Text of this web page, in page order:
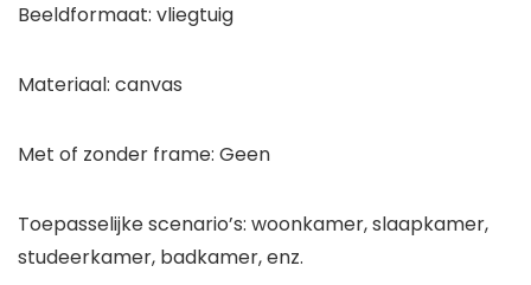
Beeldformaat: vliegtuig
Materiaal: canvas
Met of zonder frame: Geen
Toepasselijke scenario’s: woonkamer, slaapkamer,
studeerkamer, badkamer, enz.